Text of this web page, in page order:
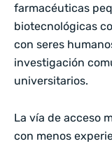
farmacéuticas
biotecnológicas
con seres
investigación
universitarios.
La vía de acceso
con menos